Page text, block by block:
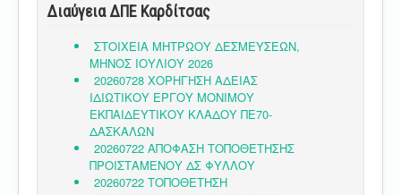
Διαύγεια ΔΠΕ Καρδίτσας